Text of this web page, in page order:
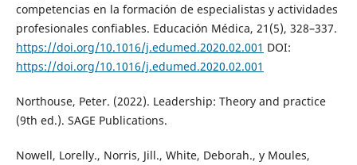
competencias en la formación de especialistas y actividades
profesionales confiables. Educación Médica, 21(5), 328–337.
https://doi.org/10.1016/j.edumed.2020.02.001 DOI:
https://doi.org/10.1016/j.edumed.2020.02.001
Northouse, Peter. (2022). Leadership: Theory and practice
(9th ed.). SAGE Publications.
Nowell, Lorelly., Norris, Jill., White, Deborah., y Moules,